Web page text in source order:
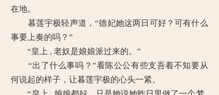
在地。
暮莲宇极轻声道，“德妃她这两日可好？可有什么
事要上奏的吗？”
“皇上 , 老奴是娘娘派过来的。”
“出了什么事吗？”看陈公公有些支吾着不知要从
何说起的样子，让暮莲宇极的心头一紧。